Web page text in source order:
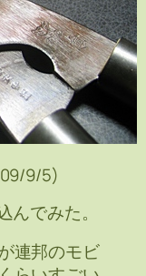
9/5)
でみた。
連邦のモビ